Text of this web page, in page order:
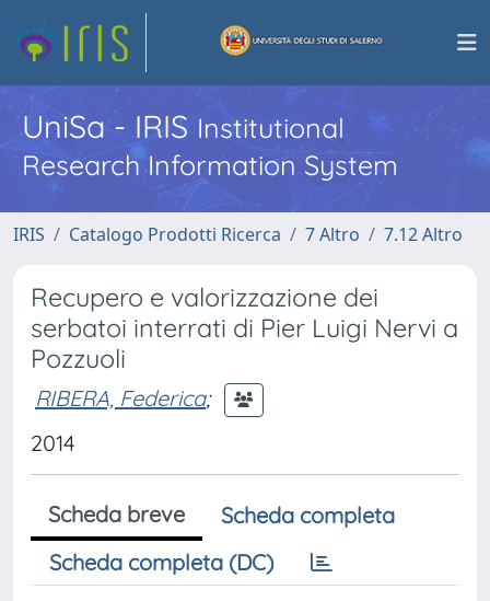
UniSa - IRISInstitutional
Research Information System
IRIS Catalogo Prodotti Ricerca 7 Altro 7.12 Altro
Recupero e valorizzazione dei
serbatoi interrati di Pier Luigi Nervi a
Pozzuoli
RIBERA, Federica;
2014
Scheda breve
Scheda completa
Scheda completa (DC)